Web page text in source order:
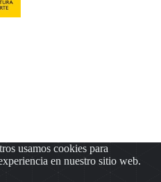
usamos cookies para
en nuestro sitio web.